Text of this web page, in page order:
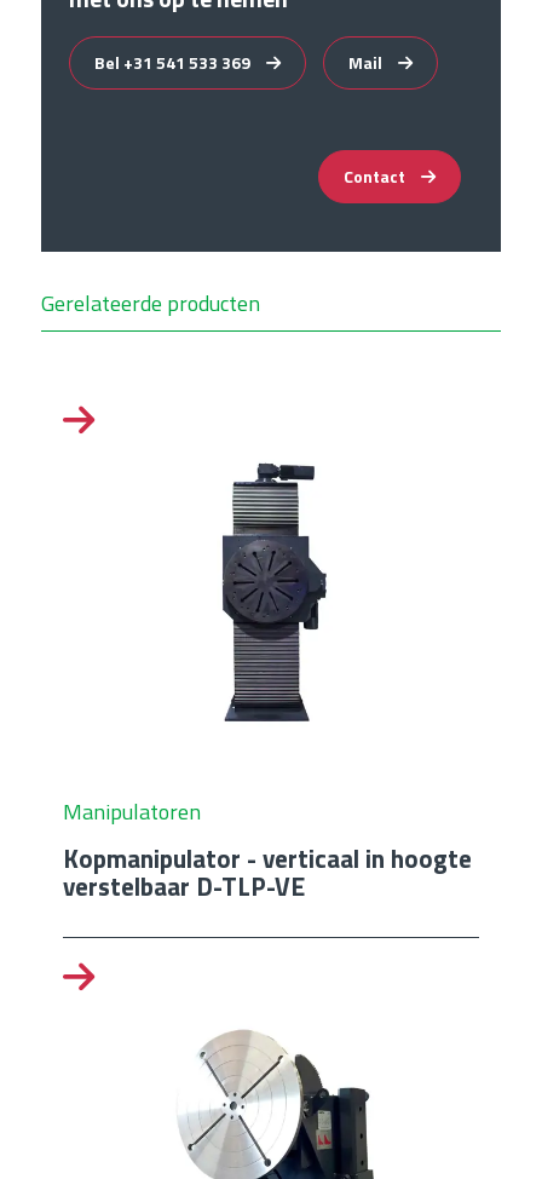
Bel +31 541 533 369 Mail
Contact
Gerelateerde producten
Manipulatoren
Kopmanipulator - verticaal in hoogte
verstelbaar D-TLP-VE